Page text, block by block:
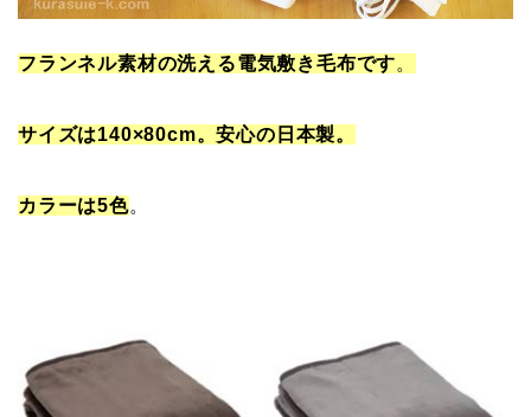
フランネル素材の洗える電気敷き毛布です。
サイズは140×80cm。安心の日本製。
カラーは5色。